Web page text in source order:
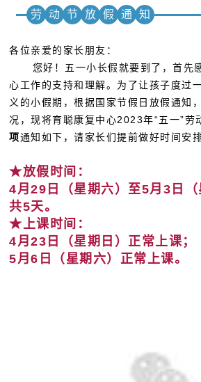
劳 动 节 放 假 通 知
各位亲爱的家长朋友：
您好！五一小长假就要到了，首先
心工作的支持和理解。为了让孩子度过
义的小假期，根据国家节假日放假通知
况，现将育聪康复中心2023年“五一”劳
项通知如下，请家长们提前做好时间安排
★放假时间：
4月29日（星期六）至5月3日（
共5天。
★上课时间：
4月23日（星期日）正常上课；
5月6日（星期六）正常上课。